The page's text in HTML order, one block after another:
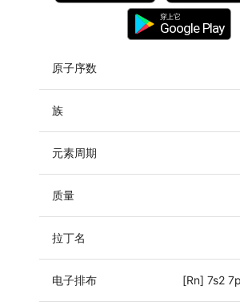
穿上它
Google Play
原子序数
族
元素周期
质量
拉丁名
电子排布 [Rn] 7s2